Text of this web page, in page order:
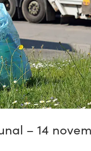
– 14